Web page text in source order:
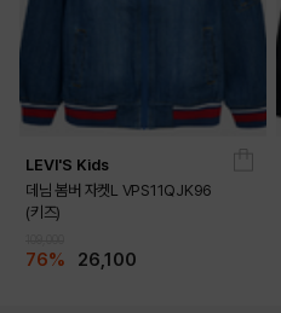
LEVI'S Kids
데님 봄버 자켓L VPS11QJK96
(키즈)
76% 26,100